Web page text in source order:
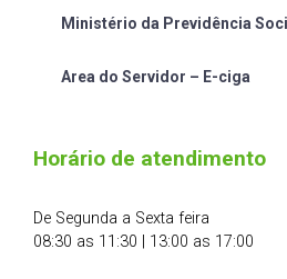
Ministério da Previdência
Area do Servidor – E-ciga
Horário de atendimento
De Segunda a Sexta feira
08:30 as 11:30 | 13:00 as 17:00